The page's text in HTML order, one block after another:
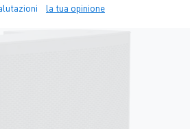
la tua opinione